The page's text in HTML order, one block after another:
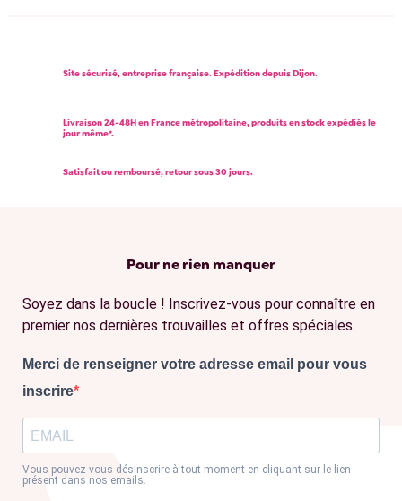
Site sécurisé, entreprise française. Expédition depuis Dijon.
Livraison 24-48H en France métropolitaine, produits en stock expédiés le
jour même*.
Satisfait ou remboursé, retour sous 30 jours.
Pour ne rien manquer
Soyez dans la boucle ! Inscrivez-vous pour connaître en
premier nos dernières trouvailles et offres spéciales.
Merci de renseigner votre adresse email pour vous
inscrire
Vous pouvez vous désinscrire à tout moment en cliquant sur le lien
présent dans nos emails.